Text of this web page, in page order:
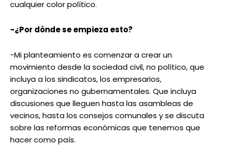
cualquier color político.
-¿Por dónde se empieza esto?
-Mi planteamiento es comenzar a crear un
movimiento desde la sociedad civil, no político, que
incluya a los sindicatos, los empresarios,
organizaciones no gubernamentales. Que incluya
discusiones que lleguen hasta las asambleas de
vecinos, hasta los consejos comunales y se discuta
sobre las reformas económicas que tenemos que
hacer como país.